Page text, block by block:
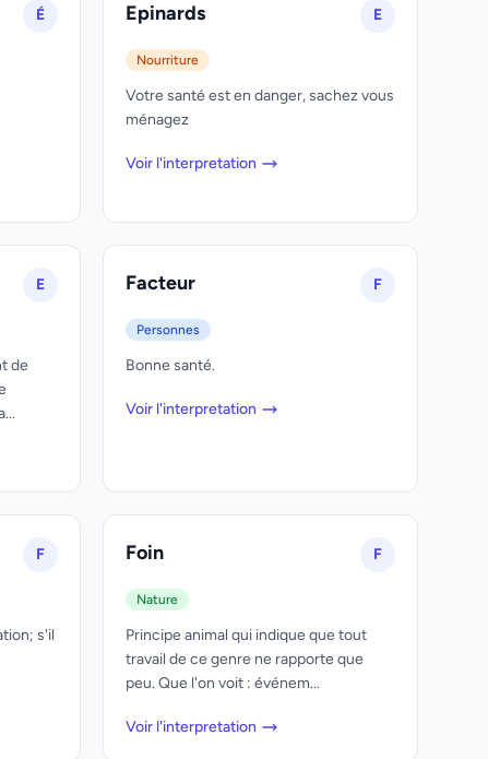
É Epinards E
Nourriture
Votre santé est en danger, sachez vous
ménagez
Voir l'interpretation
E
de
Facteur F
Personnes
Bonne santé.
Voir l'interpretation
F
s'il
Foin F
Nature
Principe animal qui indique que tout
travail de ce genre ne rapporte que
peu. Que l'on voit : événem...
Voir l'interpretation